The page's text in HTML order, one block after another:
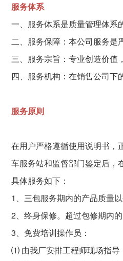
服务体系
一、服务体系是质量管理体系
二、服务保障：本公司服务是
三、服务宗旨：专业创造价值
四、服务机构：在销售公司下
服务原则
在用户严格遵循使用说明书，
车服务站和监督部门鉴定后，
具体服务如下：
1、三包服务期内的产品质量
2、终身保修。超过包修期内
3、免费培训操作员：
⑴ 由我厂安排工程师现场指导